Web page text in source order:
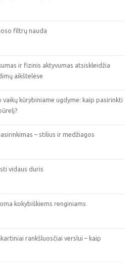
filtrų nauda
ir fizinis aktyvumas atsiskleidžia
aikštelėse
vaikų kūrybiniame ugdyme: kaip pasirinkti
– stilius ir medžiagos
vidaus duris
kokybiškiems renginiams
rankšluosčiai verslui – kaip